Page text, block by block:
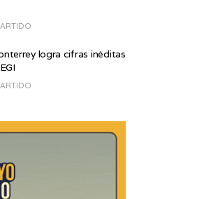
logra cifras inéditas